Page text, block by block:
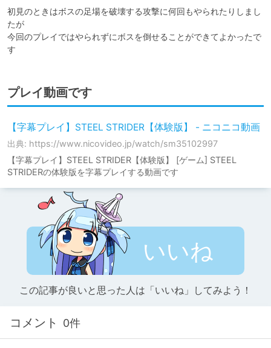
初見のときはボスの足場を破壊する攻撃に何回もやられたりしまし
たが
今回のプレイではやられずにボスを倒せることができてよかったで
す
プレイ動画です
【字幕プレイ】STEEL STRIDER【体験版】 - ニコニコ動画
出典: https://www.nicovideo.jp/watch/sm35102997
【字幕プレイ】STEEL STRIDER【体験版】 [ゲーム] STEEL
STRIDERの体験版を字幕プレイする動画です
いいね
この記事が良いと思った人は「いいね」してみよう！
コメント 0件